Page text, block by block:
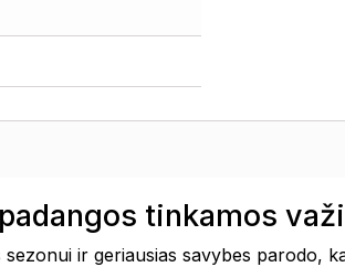
padangos tinkamos
ir geriausias savybes parodo,